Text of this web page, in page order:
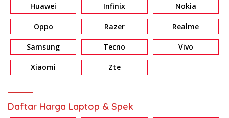
Huawei Infinix Nokia
Oppo Razer Realme
Samsung Tecno Vivo
Xiaomi Zte
Daftar Harga Laptop & Spek